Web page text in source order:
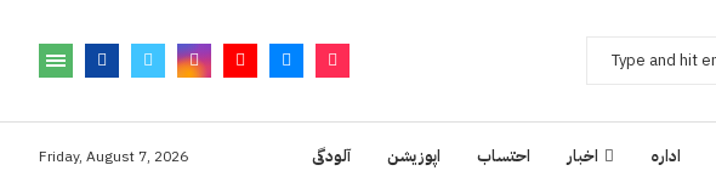
Friday, August 7, 2026 آلودگی اپوزیشن احتساب اخبار ادارہ